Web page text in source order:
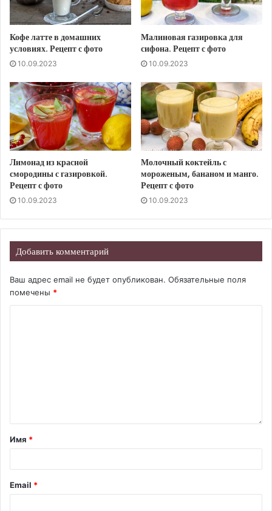
Кофе латте в домашних
условиях. Рецепт с фото
10.09.2023
Малиновая газировка для
сифона. Рецепт с фото
10.09.2023
Лимонад из красной
смородины с газировкой.
Рецепт с фото
10.09.2023
Молочный коктейль с
мороженым, бананом и манго.
Рецепт с фото
10.09.2023
Добавить комментарий
Ваш адрес email не будет опубликован. Обязательные поля
помечены *
Имя *
Email *